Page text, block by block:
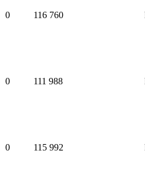
0 116 760
0 111 988
0 115 992